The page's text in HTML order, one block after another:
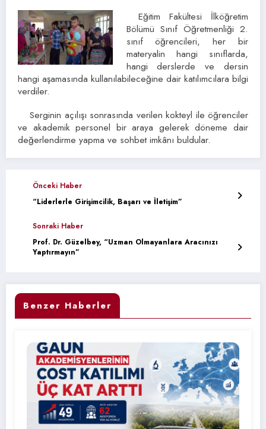
Eğitim Fakültesi İlköğretim
Bölümü Sınıf Öğretmenliği 2.
sınıf öğrencileri, her bir
materyalin hangi sınıflarda,
hangi derslerde ve dersin
hangi aşamasında kullanılabileceğine dair katılımcılara bilgi
verdiler.
Serginin açılışı sonrasında verilen kokteyl ile öğrenciler
ve akademik personel bir araya gelerek döneme dair
değerlendirme yapma ve sohbet imkânı buldular.
Önceki Haber
“Liderlerle Girişimcilik, Başarı ve İletişim”
Sonraki Haber
Prof. Dr. Güzelbey, “Uzman Olmayanlara Aracınızı
Yaptırmayın”
Benzer Haberler